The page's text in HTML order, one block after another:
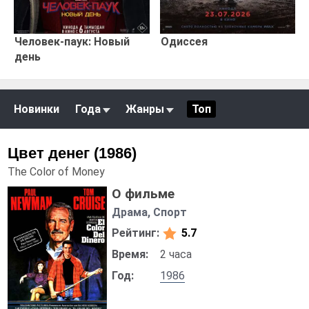
Человек-паук: Новый
день
Одиссея
Новинки Года Жанры Топ
Цвет денег (1986)
The Color of Money
О фильме
Драма, Спорт
Рейтинг:
5.7
Время:
2 часа
Год:
1986